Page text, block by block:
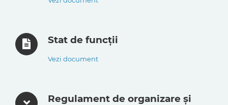
Stat de funcții
Vezi document
Regulament de organizare și